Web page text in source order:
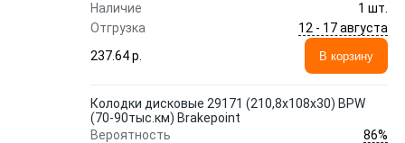
Наличие
1 шт.
Отгрузка
12 - 17 августа
237.64 p.
В корзину
Колодки дисковые 29171 (210,8x108x30) BPW
(70-90тыс.км) Brakepoint
Вероятность
86%